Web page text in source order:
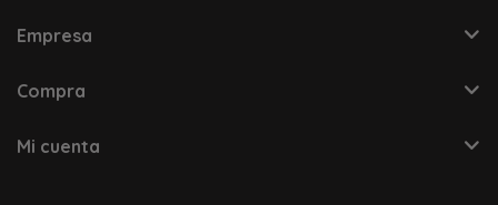
Empresa
Compra
Mi cuenta